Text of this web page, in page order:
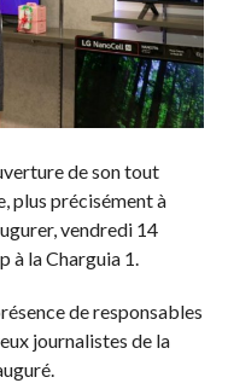
de son tout
plus précisément à
vendredi 14
à la Charguia 1.
de responsables
journalistes de la